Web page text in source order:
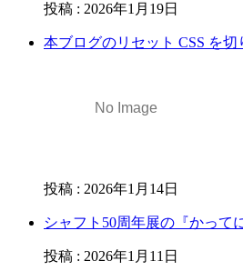
投稿 : 2026年1月19日
本ブログのリセット CSS を切
投稿 : 2026年1月14日
シャフト50周年展の『かって
投稿 : 2026年1月11日